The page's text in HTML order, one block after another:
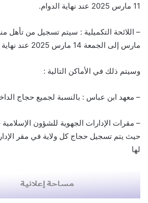
11 مارس 2025 عند نهاية الدوام.
مارس إلى الجمعة 14 مارس 2025 عند نهاية الدوام.
وسيتم ذلك في الأماكن التالية :
– معهد ابن عباس : بالنسبة لجميع حجاج
– مقرات الإدارات الجهوية للشؤون
حيث يتم تسجيل حجاج كل ولاية في مقر
لها